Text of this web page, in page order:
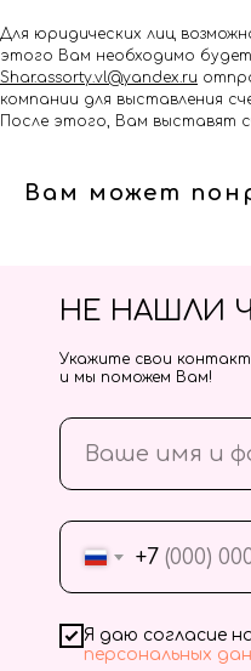
Для юридических лиц
этого Вам необходимо
Shar.assorty.vl@yandex.ru
компании для выставления
После этого, Вам выставят
Вам может
+7
Я даю согласие
персональных
НЕ НАШЛИ
Укажите свои
и мы поможем Вам!